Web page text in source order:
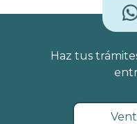
Haz tus